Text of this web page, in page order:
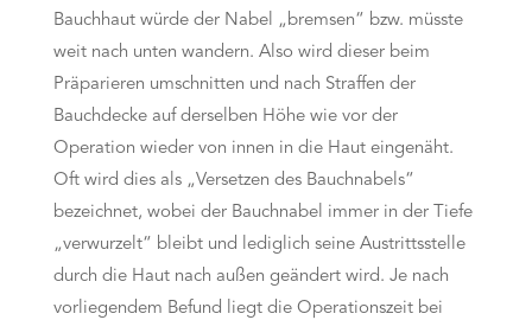
Bauchhaut würde der Nabel „bremsen“ bzw. müsste
weit nach unten wandern. Also wird dieser beim
Präparieren umschnitten und nach Straffen der
Bauchdecke auf derselben Höhe wie vor der
Operation wieder von innen in die Haut eingenäht.
Oft wird dies als „Versetzen des Bauchnabels“
bezeichnet, wobei der Bauchnabel immer in der Tiefe
„verwurzelt“ bleibt und lediglich seine Austrittsstelle
durch die Haut nach außen geändert wird. Je nach
vorliegendem Befund liegt die Operationszeit bei